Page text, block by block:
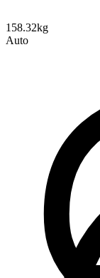
158.32kg
Auto